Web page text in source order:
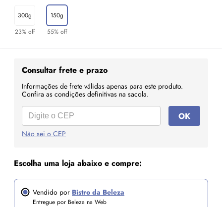
300g
23% off
150g
55% off
Consultar frete e prazo
Informações de frete válidas apenas para este produto.
Confira as condições definitivas na sacola.
OK
Não sei o CEP
Escolha uma loja abaixo e compre:
Vendido por Bistro da Beleza
Entregue por Beleza na Web